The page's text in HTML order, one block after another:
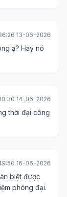
13-06-2026
ạ? Hay nó
14-06-2026
thời đại công
16-06-2026
biệt được
phóng đại.